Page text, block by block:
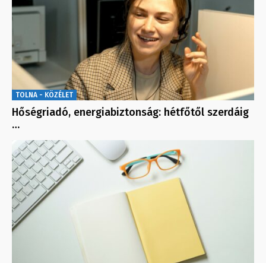
TOLNA - KÖZÉLET
Hőségriadó, energiabiztonság: hétfőtől szerdáig
…